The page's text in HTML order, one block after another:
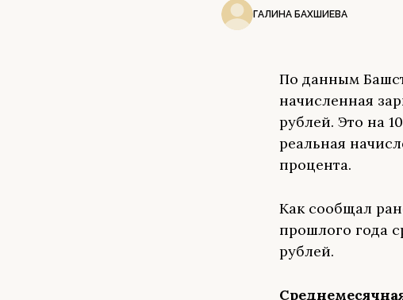
ГАЛИНА БАХШИЕВА
По данным
начисленная
рублей. Это на
реальная
процента.
Как сообщал
прошлого года
рублей.
С